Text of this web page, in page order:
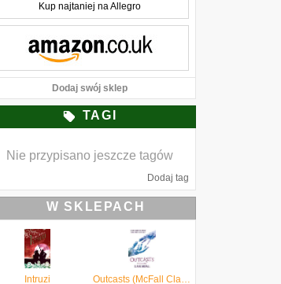
Kup najtaniej na Allegro
Dodaj swój sklep
TAGI
Nie przypisano jeszcze tagów
Dodaj tag
W SKLEPACH
Intruzi
Outcasts (McFall Claire)